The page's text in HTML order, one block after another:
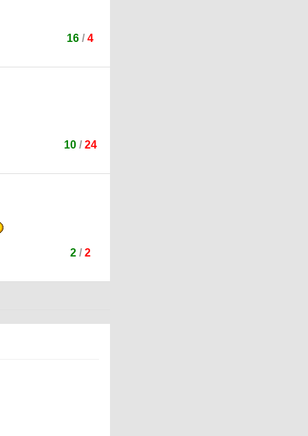
16 / 4
10/ 24
2/ 2